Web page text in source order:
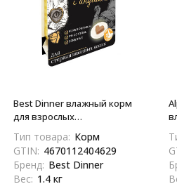
Best Dinner влажный корм
для взрослых
кастрированных котов, с
индейкой, паштет - 100 г х 14
шт
Тип товара: Корм
GTIN: 4670112404629
Бренд: Best Dinner
Вес: 1.4 кг